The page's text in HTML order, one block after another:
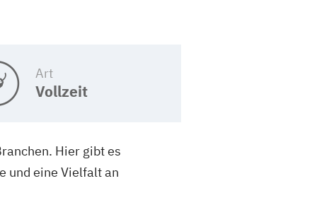
Art
Vollzeit
Hier gibt es
und eine Vielfalt an